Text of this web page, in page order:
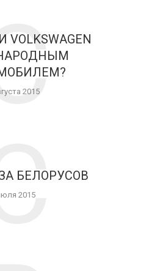
НАРОДНЫМ
2015
БЕЛОРУСОВ
2015